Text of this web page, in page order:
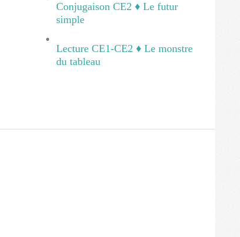
Conjugaison CE2 ♦ Le futur
simple
Lecture CE1-CE2 ♦ Le monstre
du tableau